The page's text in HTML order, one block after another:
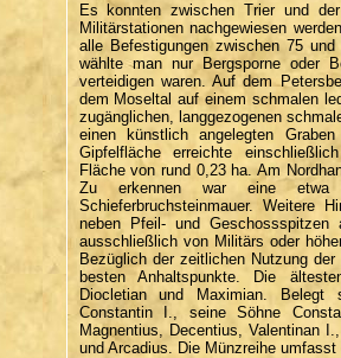
Es konnten zwischen Trier und
Militärstationen nachgewiesen
alle Befestigungen zwischen 75
wählte man nur Bergsporne oder
verteidigen waren. Auf dem
dem Moseltal auf einem schmalen
zugänglichen, langgezogenen
einen künstlich angelegten
Gipfelfläche erreichte
Fläche von rund 0,23 ha. Am
Zu erkennen war eine
Schieferbruchsteinmauer. Weitere
neben Pfeil- und
ausschließlich von Militärs oder
Bezüglich der zeitlichen Nutzung
besten Anhaltspunkte. Die
Diocletian und Maximian.
Constantin I., seine Söhne
Magnentius, Decentius, Valentinan
und Arcadius. Die Münzreihe